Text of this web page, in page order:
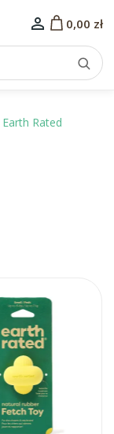
 0,00 zł
Earth Rated